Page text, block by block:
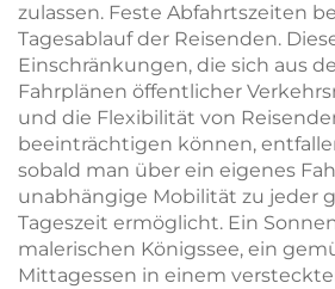
zulassen. Feste Abfahrtszeiten
Tagesablauf der Reisenden.
Einschränkungen, die sich aus
Fahrplänen öffentlicher
und die Flexibilität von
beeinträchtigen können,
sobald man über ein eigenes
unabhängige Mobilität zu jeder
Tageszeit ermöglicht. Ein
malerischen Königssee, ein
Mittagessen in einem